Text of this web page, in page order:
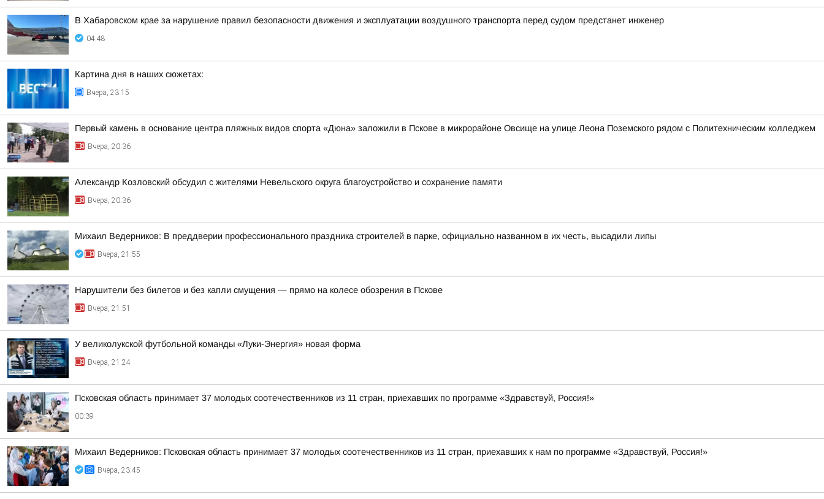
В Хабаровском крае за нарушение правил безопасности движения и эксплуатации воздушного транспорта перед судом предстанет инженер
04:48
Картина дня в наших сюжетах:
Вчера, 23:15
Первый камень в основание центра пляжных видов спорта «Дюна» заложили в Пскове в микрорайоне Овсище на улице Леона Поземского рядом с Политехническим колледжем
Вчера, 20:36
Александр Козловский обсудил с жителями Невельского округа благоустройство и сохранение памяти
Вчера, 20:36
Михаил Ведерников: В преддверии профессионального праздника строителей в парке, официально названном в их честь, высадили липы
Вчера, 21:55
Нарушители без билетов и без капли смущения — прямо на колесе обозрения в Пскове
Вчера, 21:51
У великолукской футбольной команды «Луки-Энергия» новая форма
Вчера, 21:24
Псковская область принимает 37 молодых соотечественников из 11 стран, приехавших по программе «Здравствуй, Россия!»
00:39
Михаил Ведерников: Псковская область принимает 37 молодых соотечественников из 11 стран, приехавших к нам по программе «Здравствуй, Россия!»
Вчера, 23:45